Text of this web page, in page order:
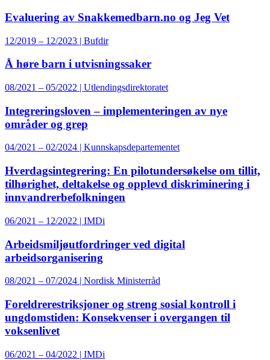
Evaluering av Snakkemedbarn.no og Jeg Vet
12/2019 – 12/2023 | Bufdir
Å høre barn i utvisningssaker
08/2021 – 05/2022 | Utlendingsdirektoratet
Integreringsloven – implementeringen av nye
områder og grep
04/2021 – 02/2024 | Kunnskapsdepartementet
Hverdagsintegrering: En pilotundersøkelse om tillit,
tilhørighet, deltakelse og opplevd diskriminering i
innvandrerbefolkningen
06/2021 – 12/2022 | IMDi
Arbeidsmiljøutfordringer ved digital
arbeidsorganisering
08/2021 – 07/2024 | Nordisk Ministerråd
Foreldrerestriksjoner og streng sosial kontroll i
ungdomstiden: Konsekvenser i overgangen til
voksenlivet
06/2021 – 04/2022 | IMDi